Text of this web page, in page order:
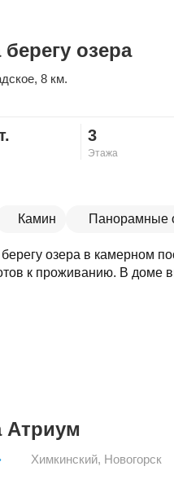
озера
, 8 км.
3
Этажа
Камин Панорамные
озера в камерном
к проживанию. В доме
Атриум
Химкинский, Новогорск